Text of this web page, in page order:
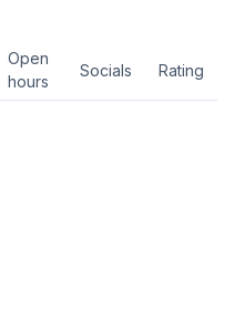
Open
hours
Socials Rating